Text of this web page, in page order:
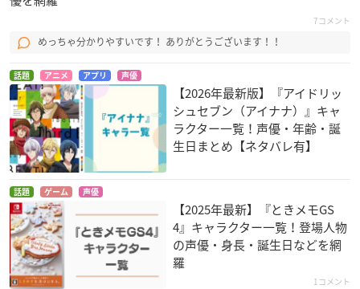
7コメント
めっちゃ分かりやすいです！ ありがとうございます！！
話題 アニメ アプリ 声優
【2026年最新版】『アイドリッ
シュセブン（アイナナ）』キャ
ラクター一覧！声優・年齢・誕
生日まとめ【ネタバレ有】
話題 ゲーム 声優
【2025年最新】『ときメモGS
4』キャラクター一覧！登場人物
の声優・身長・誕生日などを網
羅
1コメント